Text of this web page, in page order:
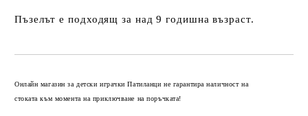
Пъзелът е подходящ за над 9 годишна възраст.
Онлайн магазин за детски играчки Патиланци не гарантира наличност на
стоката към момента на приключване на поръчката!